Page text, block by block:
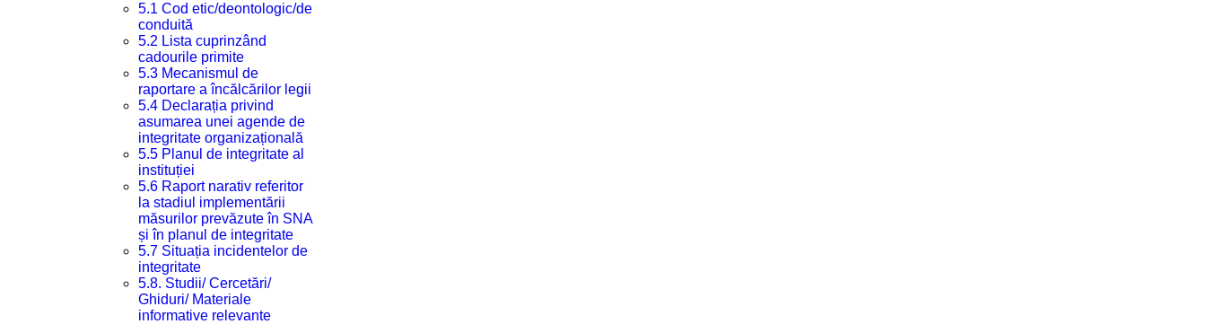
5.1 Cod etic/deontologic/de
conduită
5.2 Lista cuprinzând
cadourile primite
5.3 Mecanismul de
raportare a încălcărilor legii
5.4 Declarația privind
asumarea unei agende de
integritate organizațională
5.5 Planul de integritate al
instituției
5.6 Raport narativ referitor
la stadiul implementării
măsurilor prevăzute în SNA
și în planul de integritate
5.7 Situația incidentelor de
integritate
5.8. Studii/ Cercetări/
Ghiduri/ Materiale
informative relevante